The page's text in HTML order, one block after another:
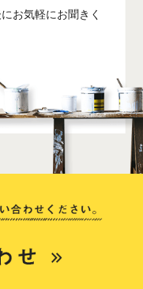
お気軽にお聞きく